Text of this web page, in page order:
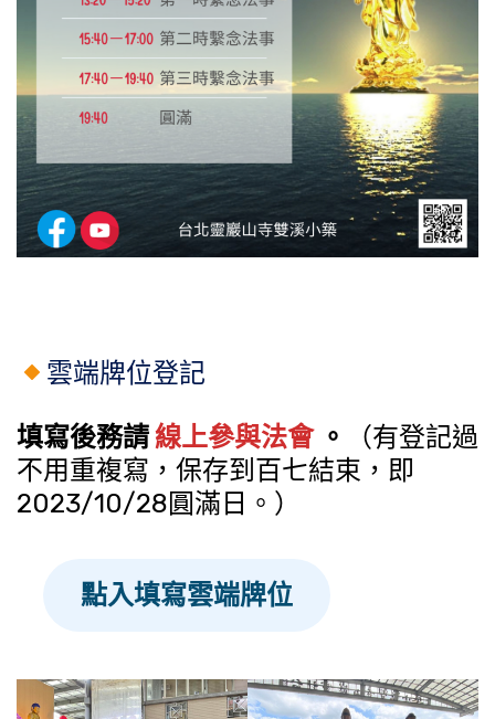
雲端牌位登記
填寫後務請線上參與法會 。
（有登記過
不用重複寫，保存到百七結束，即
2023/10/28圓滿日。）
點入填寫雲端牌位